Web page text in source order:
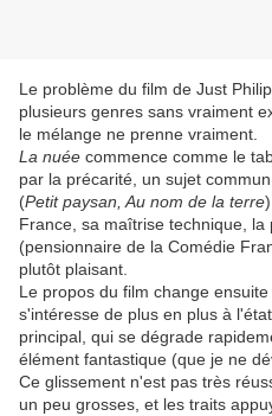
Le problème du film de Just
plusieurs genres sans vraiment
le mélange ne prenne vraiment.
La nuée commence comme le
par la précarité, un sujet
(Petit paysan, Au nom de la terre
France, sa maîtrise technique, la
(pensionnaire de la Comédie
plutôt plaisant.
Le propos du film change
s'intéresse de plus en plus à
principal, qui se dégrade
élément fantastique (que je ne
Ce glissement n'est pas très
un peu grosses, et les traits